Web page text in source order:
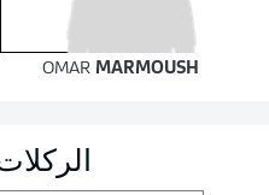
OMARMARMOUSH